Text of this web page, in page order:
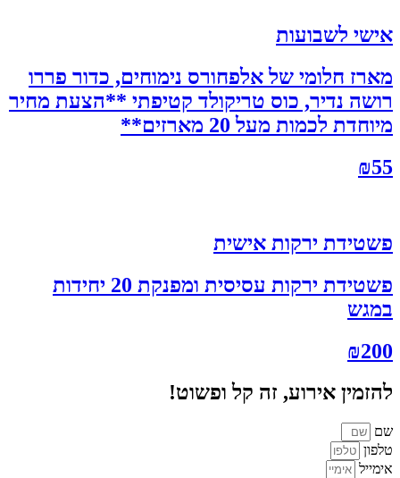
אישי לשבועות
מארז חלומי של אלפחורס נימוחים, כדור פררו
רושה נדיר, כוס טריקולד קטיפתי **הצעת מחיר
מיוחדת לכמות מעל 20 מארזים**
₪55
פשטידת ירקות אישית
פשטידת ירקות עסיסית ומפנקת 20 יחידות
במגש
₪200
להזמין אירוע, זה קל ופשוט!
שם
טלפון
אימייל